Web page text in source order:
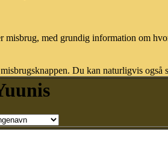
med grundig information om
Du kan naturligvis også